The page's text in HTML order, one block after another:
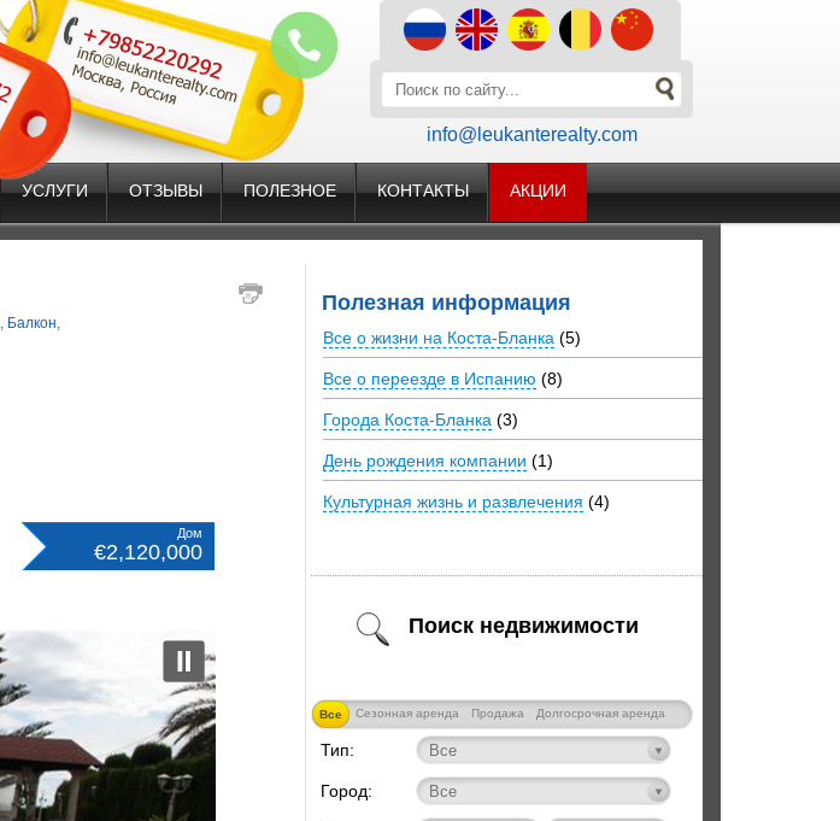
info@leukanterealty.com
УСЛУГИ ОТЗЫВЫ ПОЛЕЗНОЕ КОНТАКТЫ АКЦИИ
, Балкон,
Дом
€2,120,000
Полезная информация
Все о жизни на Коста-Бланка (5)
Все о переезде в Испанию (8)
Города Коста-Бланка (3)
День рождения компании (1)
Культурная жизнь и развлечения (4)
Поиск недвижимости
Все Сезонная аренда Продажа Долгосрочная аренда
Тип:
Город: